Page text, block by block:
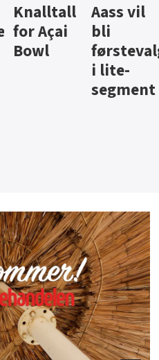
Brus og
jus fra
Berentsen
Hard
iste fra
Hansa